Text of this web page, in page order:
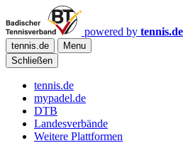
powered by tennis.de
tennis.de
Menu
Schließen
tennis.de
mypadel.de
DTB
Landesverbände
Weitere Plattformen